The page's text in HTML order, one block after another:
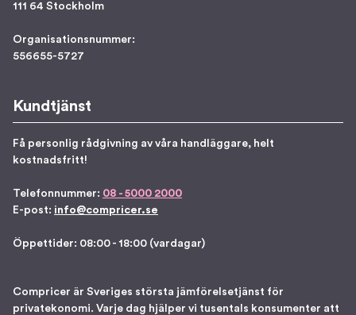
111 64 Stockholm
Organisationsnummer:
556655-5727
Kundtjänst
Få personlig rådgivning av våra handläggare, helt
kostnadsfritt!
Telefonnummer: 08 - 5000 2000
E-post: info@compricer.se
Öppettider: 08:00 - 18:00 (vardagar)
Compricer är Sveriges största jämförelsetjänst för
privatekonomi. Varje dag hjälper vi tusentals konsumenter att